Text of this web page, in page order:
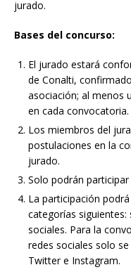
jurado.
Bases del concurso:
El jurado estará
de Conalti,
asociación; al menos
en cada convocatoria.
Los miembros del
postulaciones en la
jurado.
Solo podrán
La participación
categorías
sociales. Para la
redes sociales solo
Twitter e Instagram.